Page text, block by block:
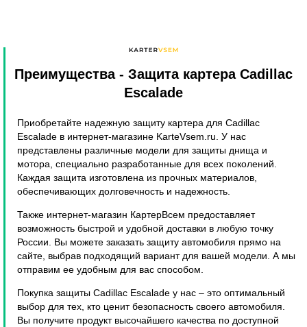
Преимущества- Защита картера Cadillac
Escalade
Приобретайте надежную защиту картера для Cadillac
Escalade в интернет-магазине KarteVsem.ru. У нас
представлены различные модели для защиты днища и
мотора, специально разработанные для всех поколений.
Каждая защита изготовлена из прочных материалов,
обеспечивающих долговечность и надежность.
Также интернет-магазин КартерВсем предоставляет
возможность быстрой и удобной доставки в любую точку
России. Вы можете заказать защиту автомобиля прямо на
сайте, выбрав подходящий вариант для вашей модели. А мы
отправим ее удобным для вас способом.
Покупка защиты Cadillac Escalade у нас – это оптимальный
выбор для тех, кто ценит безопасность своего автомобиля.
Вы получите продукт высочайшего качества по доступной